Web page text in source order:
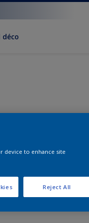
déco
760ml
device to enhance site
Reject All